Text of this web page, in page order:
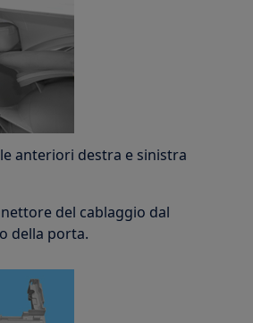
anteriori destra e sinistra
del cablaggio dal
della porta.